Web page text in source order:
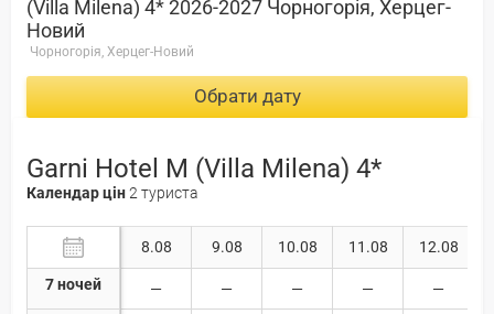
(Villa Milena) 4* 2026-2027 Чорногорія, Херцег-
Новий
Чорногорія, Херцег-Новий
Обрати дату
Garni Hotel M (Villa Milena) 4*
Календар цін2 туриста
7 ночей
8.08 9.08 10.08 11.08 12.08